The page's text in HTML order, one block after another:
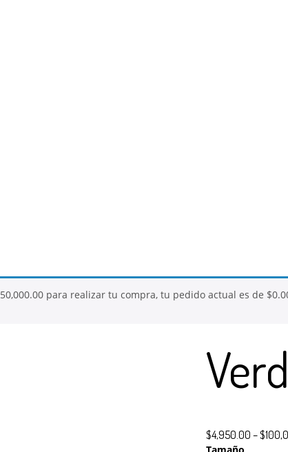
50,000.00para realizar tu compra, tu pedido actual es de $
$4,950.00 –$